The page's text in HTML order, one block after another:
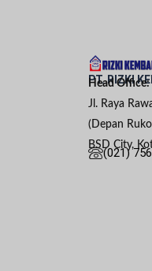
PT. RIZKI
Head Office:
Jl. Raya
(Depan
BSD City,
(021)